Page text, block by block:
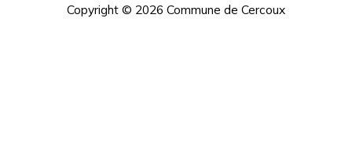
Copyright © 2026 Commune de Cercoux